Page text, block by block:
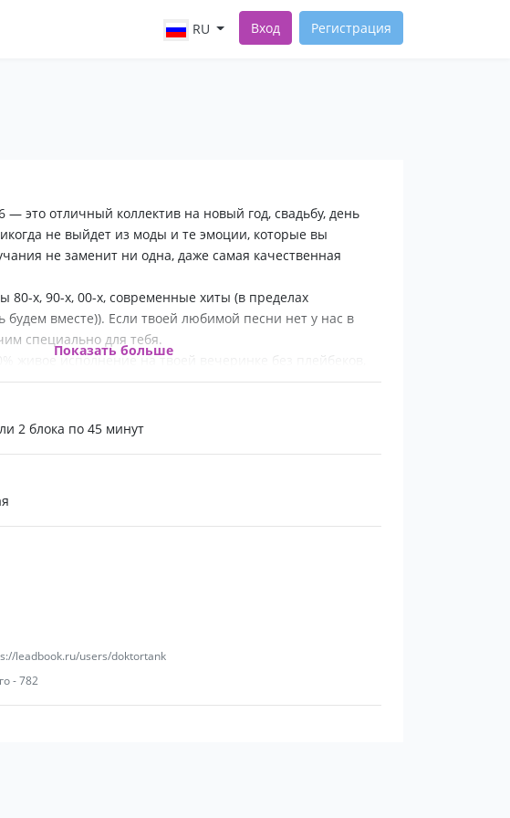
RU Вход Регистрация
— это отличный коллектив на новый год, свадьбу, день
не выйдет из моды и те эмоции, которые вы
не заменит ни одна, даже самая качественная
80-х, 90-х, 00-х, современные хиты (в пределах
будем вместе)). Если твоей любимой песни нет у нас в
специально для тебя.
живое исполнение на твоей вечеринке без плейбеков,
вокал
вокал
Показать больше
2 блока по 45 минут
leadbook.ru/users/doktortank
- 782